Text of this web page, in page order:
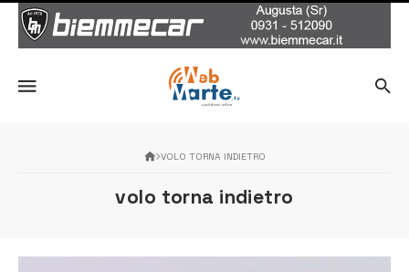
VOLO TORNA INDIETRO
volo torna indietro